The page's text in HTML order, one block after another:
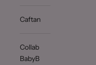
Caftan
Collab
BabyB